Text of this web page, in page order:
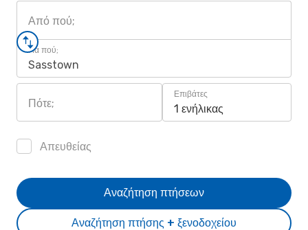
Από πού;
Για πού;
Sasstown
Πότε;
Επιβάτες
1 ενήλικας
Απευθείας
Αναζήτηση πτήσης + ξενοδοχείου
Αναζήτηση πτήσεων